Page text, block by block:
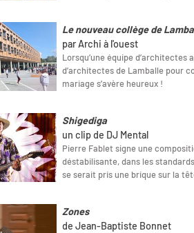
Le nouveau collège de
par Archi à l'ouest
Lorsqu’une équipe d’architectes
d’architectes de Lamballe pour
mariage s’avère heureux !
Shigediga
un clip de DJ Mental
Pierre Fablet signe une
déstabilisante, dans les
se serait pris une brique sur la
Zones
de Jean-Baptiste Bonnet